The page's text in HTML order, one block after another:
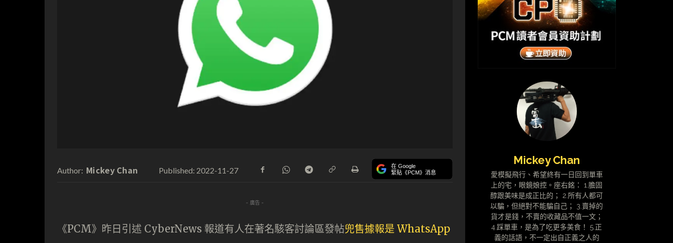
Author: Mickey Chan Published: 2022-11-27 在 Google
緊貼《PCM》消息
- 廣告 -
《PCM》昨日引述 CyberNews 報道有人在著名駭客討論區發帖兜售據報是 WhatsApp
Mickey Chan
愛模擬飛行、希望終有一日回到單車
上的宅，眼鏡娘控。座右銘： 1.膽固
醇跟美味是成正比的； 2.所有人都可
以騙，但絕對不能騙自己； 3.賣掉的
貨才是錢，不賣的收藏品不值一文；
4.踩單車，是為了吃更多美食！ 5.正
義的話語，不一定出自正義之人的